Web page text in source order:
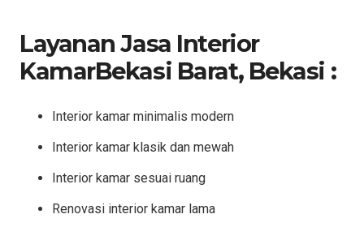
Layanan Jasa Interior
KamarBekasi Barat, Bekasi :
Interior kamar minimalis modern
Interior kamar klasik dan mewah
Interior kamar sesuai ruang
Renovasi interior kamar lama